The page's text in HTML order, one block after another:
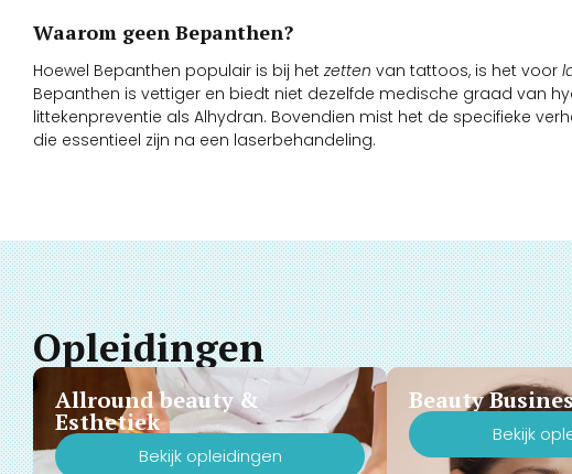
Waarom geen Bepanthen?
Hoewel Bepanthen populair is bij het zetten van tattoos, is het voor
Bepanthen is vettiger en biedt niet dezelfde medische graad van
littekenpreventie als Alhydran. Bovendien mist het de specifieke
die essentieel zijn na een laserbehandeling.
Opleidingen
Allround beauty &
Esthetiek
Bekijk opleidingen
Beauty
Bekijk